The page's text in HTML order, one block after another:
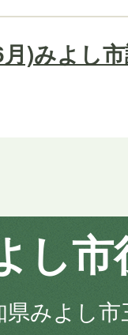
)みよし
し市
みよし